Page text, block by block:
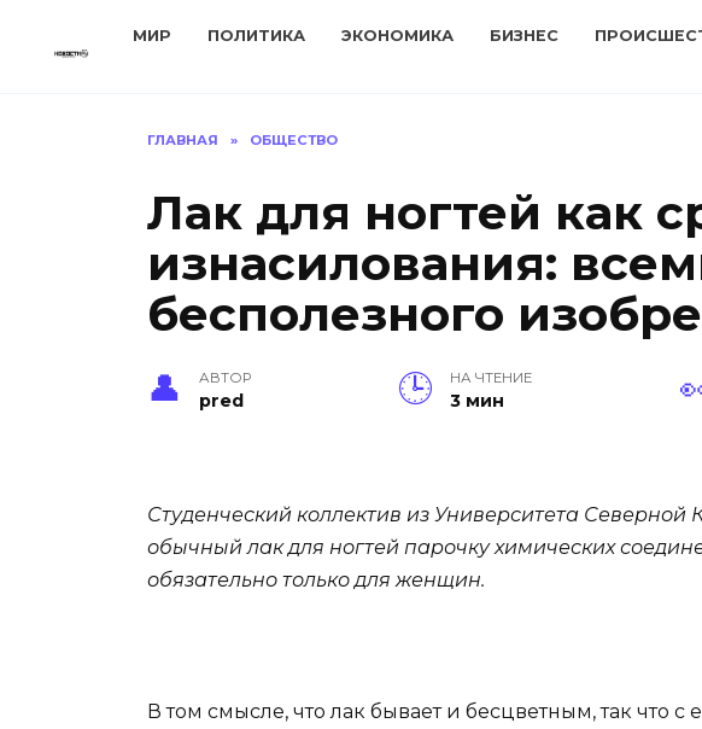
МИР ПОЛИТИКА ЭКОНОМИКА БИЗНЕС
ГЛАВНАЯ » ОБЩЕСТВО
Лак для ногтей как
изнасилования:
бесполезного
АВТОР
pred
НА ЧТЕНИЕ
3 мин
Студенческий коллектив из Университета
обычный лак для ногтей парочку химических
обязательно только для женщин.
В том смысле, что лак бывает и бесцветным, так что